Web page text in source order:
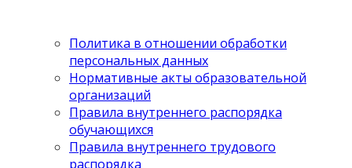
Политика в отношении обработки
персональных данных
Нормативные акты образовательной
организаций
Правила внутреннего распорядка
обучающихся
Правила внутреннего трудового
распорядка